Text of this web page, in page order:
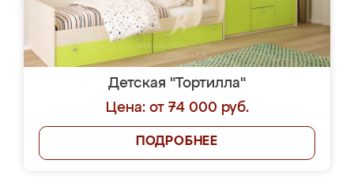
Детская "Тортилла"
Цена: от 74 000 руб.
ПОДРОБНЕЕ